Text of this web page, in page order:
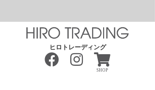
ヒロトレーディング
SHOP